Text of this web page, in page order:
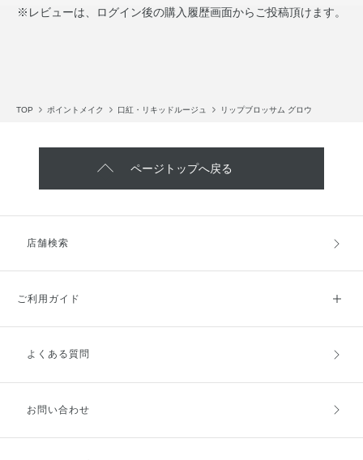
※レビューは、ログイン後の購入履歴画面からご投稿頂けます。
TOP ポイントメイク 口紅・リキッドルージュ リップブロッサム グロウ
ページトップへ戻る
店舗検索
ご利用ガイド
ご利用ガイドトップ
お支払方法
よくある質問
お問い合わせ